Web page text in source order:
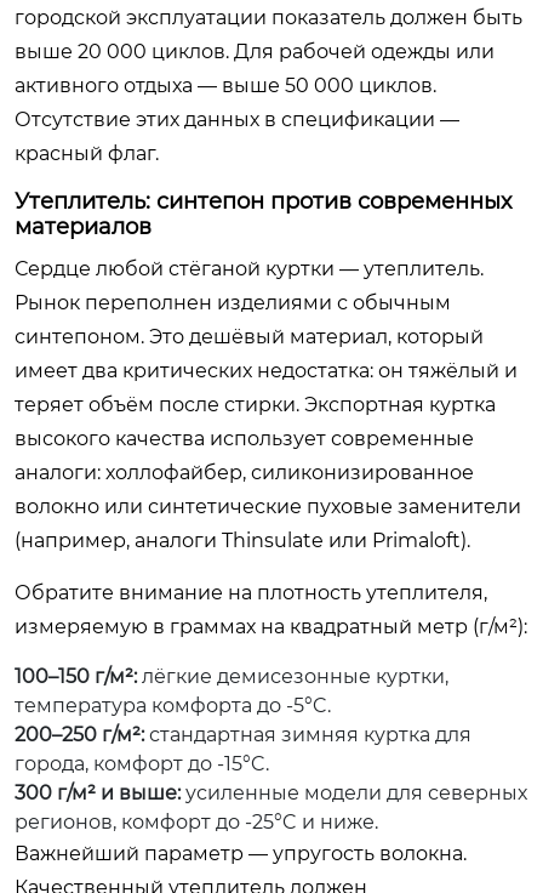
городской эксплуатации показатель должен быть
выше 20 000 циклов. Для рабочей одежды или
активного отдыха — выше 50 000 циклов.
Отсутствие этих данных в спецификации —
красный флаг.
Утеплитель: синтепон против современных
материалов
Сердце любой стёганой куртки — утеплитель.
Рынок переполнен изделиями с обычным
синтепоном. Это дешёвый материал, который
имеет два критических недостатка: он тяжёлый и
теряет объём после стирки. Экспортная куртка
высокого качества использует современные
аналоги: холлофайбер, силиконизированное
волокно или синтетические пуховые заменители
(например, аналоги Thinsulate или Primaloft).
Обратите внимание на плотность утеплителя,
измеряемую в граммах на квадратный метр (г/м²):
100–150 г/м²:лёгкие демисезонные куртки,
температура комфорта до -5°C.
200–250 г/м²:стандартная зимняя куртка для
города, комфорт до -15°C.
300 г/м² и выше:усиленные модели для северных
регионов, комфорт до -25°C и ниже.
Важнейший параметр — упругость волокна.
Качественный утеплитель должен